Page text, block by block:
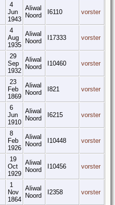
4
Jun
1943
Aliwal
Noord
I6110 vorster
4
Aug
1935
Aliwal
Noord
I17333 vorster
29
Sep
1932
Aliwal
Noord
I10460 vorster
23
Feb
1869
Aliwal
Noord
I821 vorster
6
Jun
1910
Aliwal
Noord
I6215 vorster
8
Feb
1926
Aliwal
Noord
I10448 vorster
19
Oct
1929
Aliwal
Noord
I10456 vorster
1
Nov
1864
Aliwal
Noord
I2358 vorster